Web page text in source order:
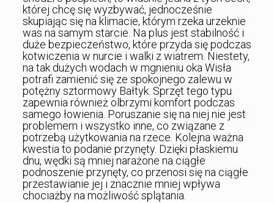
której chcę się wyzbywać, jednocześnie
skupiając się na klimacie, którym rzeka urzeknie
was na samym starcie. Na plus jest stabilność i
duże bezpieczeństwo, które przyda się podczas
kotwiczenia w nurcie i walki z wiatrem. Niestety,
na tak dużych wodach w mgnieniu oka Wisła
potrafi zamienić się ze spokojnego zalewu w
potężny sztormowy Bałtyk. Sprzęt tego typu
zapewnia również olbrzymi komfort podczas
samego łowienia. Poruszanie się na niej nie jest
problemem i wszystko inne, co związane z
potrzebą użytkowania na rzece. Kolejna ważna
kwestia to podanie przynęty. Dzięki płaskiemu
dnu, wędki są mniej narażone na ciągłe
podnoszenie przynęty, co przenosi się na ciągłe
przestawianie jej i znacznie mniej wpływa
chociażby na możliwość splątania.